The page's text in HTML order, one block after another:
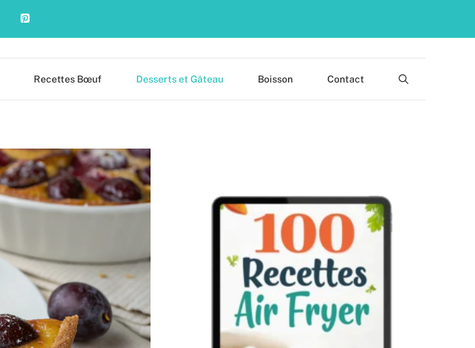
Recettes Bœuf Desserts et Gâteau Boisson Contact